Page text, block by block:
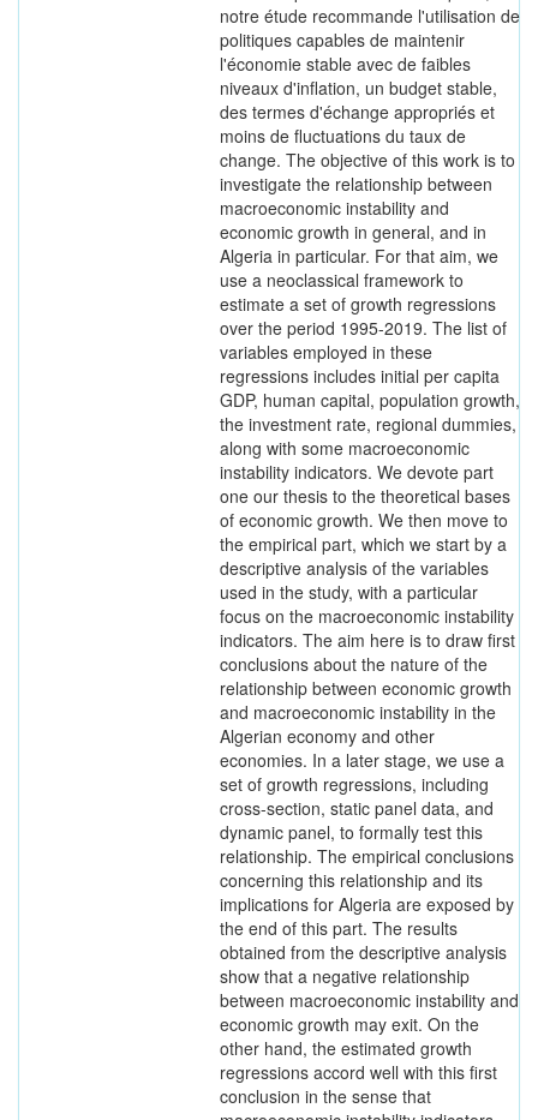
notre étude recommande l'utilisation de
politiques capables de maintenir
l'économie stable avec de faibles
niveaux d'inflation, un budget stable,
des termes d'échange appropriés et
moins de fluctuations du taux de
change. The objective of this work is to
investigate the relationship between
macroeconomic instability and
economic growth in general, and in
Algeria in particular. For that aim, we
use a neoclassical framework to
estimate a set of growth regressions
over the period 1995-2019. The list of
variables employed in these
regressions includes initial per capita
GDP, human capital, population growth,
the investment rate, regional dummies,
along with some macroeconomic
instability indicators. We devote part
one our thesis to the theoretical bases
of economic growth. We then move to
the empirical part, which we start by a
descriptive analysis of the variables
used in the study, with a particular
focus on the macroeconomic instability
indicators. The aim here is to draw first
conclusions about the nature of the
relationship between economic growth
and macroeconomic instability in the
Algerian economy and other
economies. In a later stage, we use a
set of growth regressions, including
cross-section, static panel data, and
dynamic panel, to formally test this
relationship. The empirical conclusions
concerning this relationship and its
implications for Algeria are exposed by
the end of this part. The results
obtained from the descriptive analysis
show that a negative relationship
between macroeconomic instability and
economic growth may exit. On the
other hand, the estimated growth
regressions accord well with this first
conclusion in the sense that